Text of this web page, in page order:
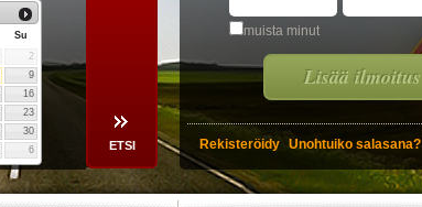
Su
2
9
16
23
30
6
muista minut
Lisää ilmoitus
Rekisteröidy Unohtuiko salasana?